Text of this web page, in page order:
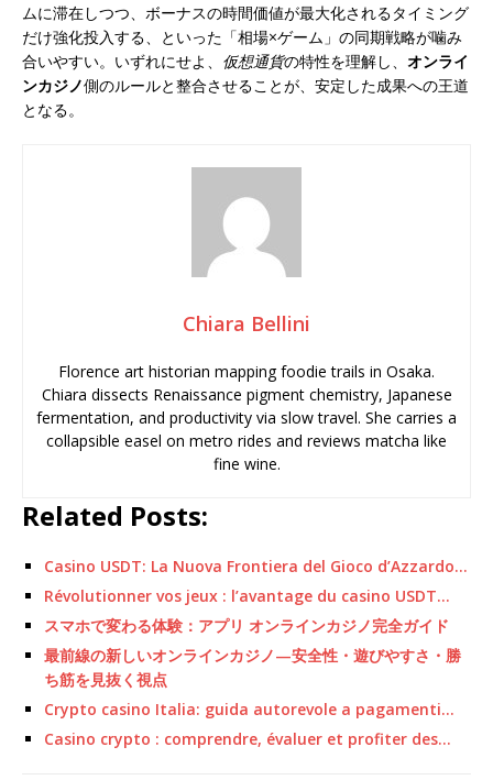
ムに滞在しつつ、ボーナスの時間価値が最大化されるタイミング
だけ強化投入する、といった「相場×ゲーム」の同期戦略が噛み
合いやすい。いずれにせよ、 仮想通貨の特性を理解し、 オンライ
ンカジノ側のルールと整合させることが、安定した成果への王道
となる。
Chiara Bellini
Florence art historian mapping foodie trails in Osaka.
Chiara dissects Renaissance pigment chemistry, Japanese
fermentation, and productivity via slow travel. She carries a
collapsible easel on metro rides and reviews matcha like
fine wine.
Related Posts:
Casino USDT: La Nuova Frontiera del Gioco d’Azzardo…
Révolutionner vos jeux : l’avantage du casino USDT…
スマホで変わる体験：アプリ オンラインカジノ完全ガイド
最前線の新しいオンラインカジノ—安全性・遊びやすさ・勝
ち筋を見抜く視点
Crypto casino Italia: guida autorevole a pagamenti…
Casino crypto : comprendre, évaluer et profiter des…